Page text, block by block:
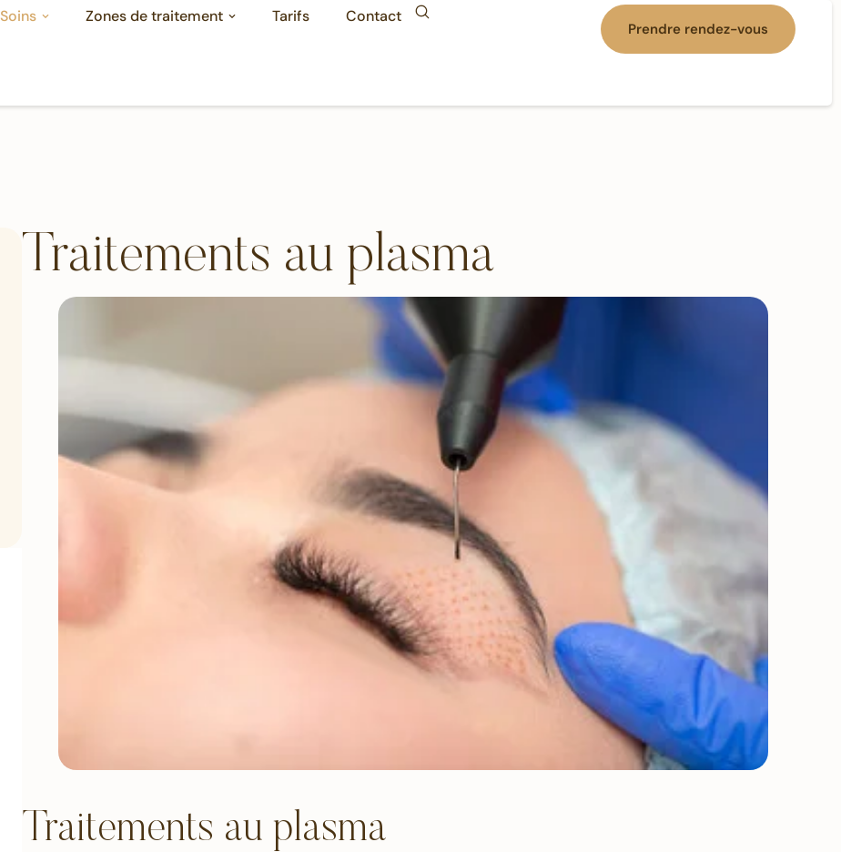
Soins Zones de traitement Tarifs Contact
Prendre rendez-vous
Traitements au plasma
Traitements au plasma